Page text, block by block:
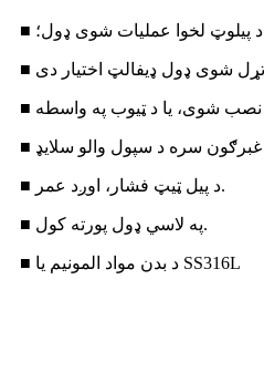
■ د پیلوټ لخوا عملیات شوی ډول؛
■ د پیل ټیټ فشار، اوږد عمر.
■ په لاسي ډول پورته کول.
■ د بدن مواد المونیم یا SS316L